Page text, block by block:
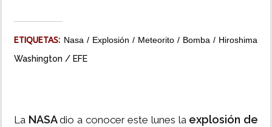
ETIQUETAS: Nasa Explosión Meteorito Bomba Hiroshima
Washington / EFE
La NASAdio a conocer este lunes laexplosión de